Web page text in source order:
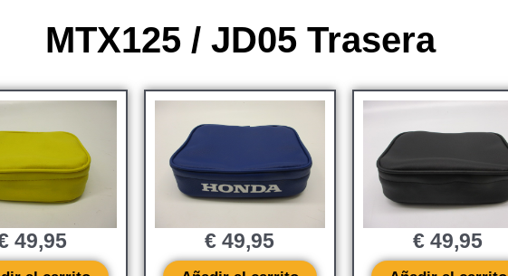
MTX125 / JD05 Trasera
49,95 € 49,95 € 49,95